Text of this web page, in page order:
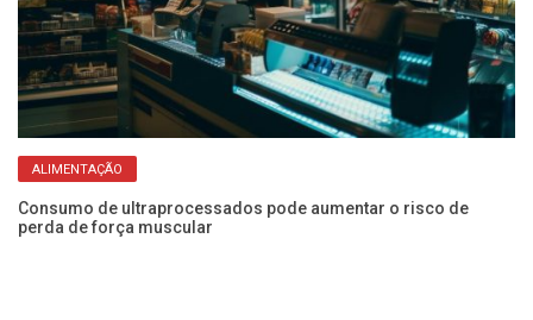
ALIMENTAÇÃO
Consumo de ultraprocessados pode aumentar o risco de
perda de força muscular